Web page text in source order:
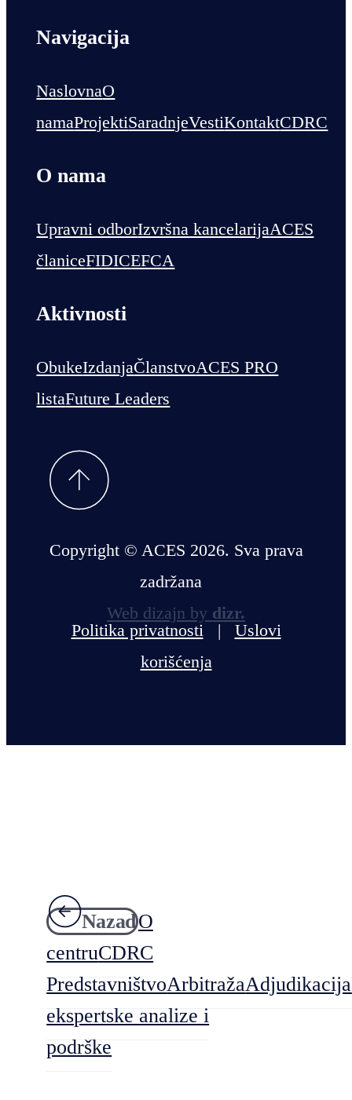
Navigacija
NaslovnaO
namaProjektiSaradnjeVestiKontaktCDRC
O nama
Upravni odborIzvršna kancelarijaACES
članiceFIDICEFCA
Aktivnosti
ObukeIzdanjaČlanstvoACES PRO
listaFuture Leaders
Copyright © ACES 2026. Sva prava
zadržana
Web dizajn by dizr.
Politika privatnosti | Uslovi
korišćenja
NazadO
centruCDRC
PredstavništvoArbitražaAdjudikacija
ekspertske analize i
podrške